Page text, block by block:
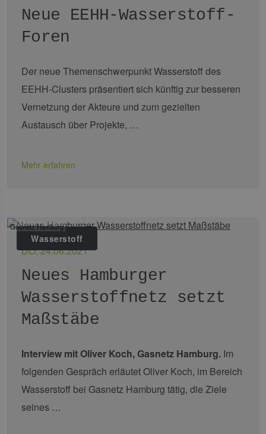
Neue EEHH-Wasserstoff-
Foren
Der neue Themenschwerpunkt Wasserstoff des
EEHH-Clusters präsentiert sich künftig zur besseren
Vernetzung der Akteure und zum gezielten
Austausch über Projekte, …
Mehr erfahren
Wasserstoff
Gasnetz Hamburg
DO, 24.06.2021
Neues Hamburger
Wasserstoffnetz setzt
Maßstäbe
Interview mit Oliver Koch, Gasnetz Hamburg. Im
folgenden Gespräch erläutet Oliver Koch, im Bereich
Wasserstoff bei Gasnetz Hamburg tätig, die Ziele
seines …